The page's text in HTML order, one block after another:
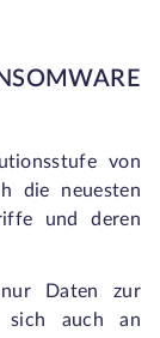
von
die neuesten
und deren
nur Daten zur
sich auch an